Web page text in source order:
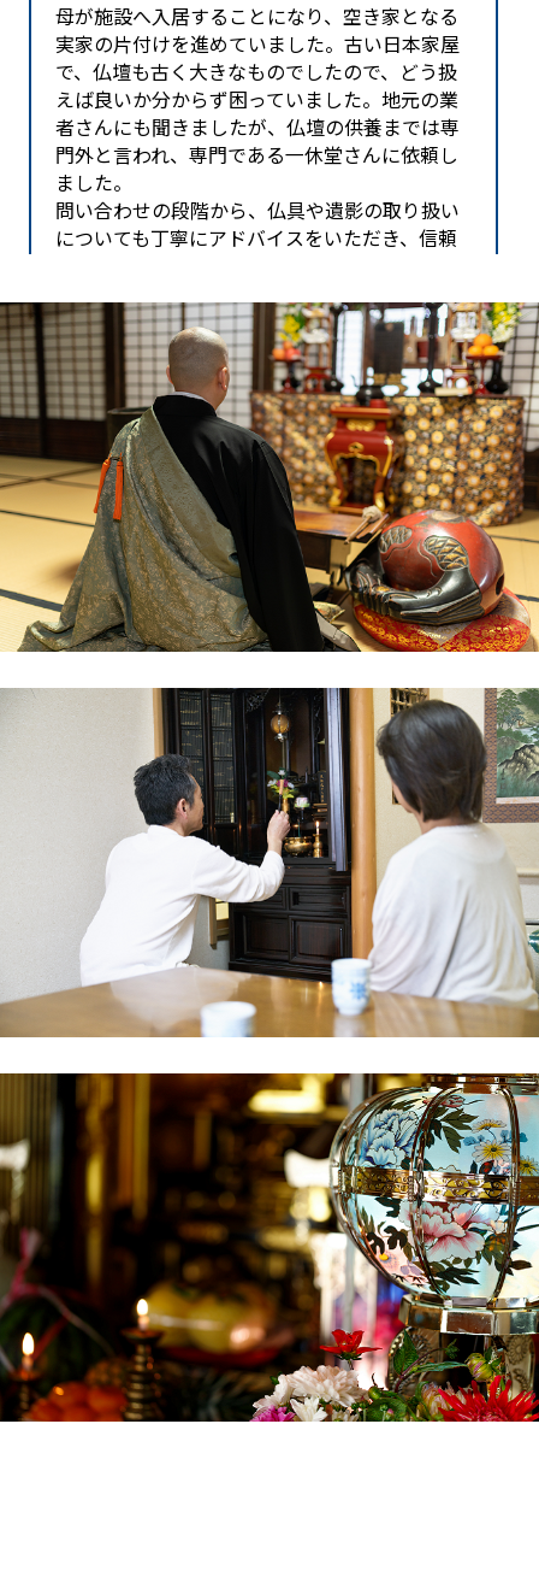
母が施設へ入居することになり、空き家となる
実家の片付けを進めていました。古い日本家屋
で、仏壇も古く大きなものでしたので、どう扱
えば良いか分からず困っていました。地元の業
者さんにも聞きましたが、仏壇の供養までは専
門外と言われ、専門である一休堂さんに依頼し
ました。
問い合わせの段階から、仏具や遺影の取り扱い
についても丁寧にアドバイスをいただき、信頼
かに手を合わせてくださったので、母も「これ
ならバチも当たらないね」と安堵していまし
た。搬出も、狭い玄関や廊下を傷つけないよう
慎重に行っていただき、プロの技を感じまし
後日、供養証明書が届き、最後までしっかり対
応していただいたことに感謝しています。花巻
市周辺で、安心して仏壇を任せられる業者をお
探しの方には、一休堂さんが一番だと思いま
す。
岩手県北上市在住 千田 様
実家の建て替えに伴い、古くなった仏壇を処分
し、新しい家に合うモダンな仏壇に買い替える
ことになりました。長年、家族の中心にあった
仏壇ですので、最後は感謝の気持ちを込めて送
り出したいと思い、供養に力を入れている一休
堂さんに相談しました。ホームページの「お客
様の声」を読み、ここなら信頼できそうだと感
じたのも理由の一つです。
事前相談では、料金体系が非常に明確で、追加
費用の心配がない点が良かったです。当日は、
スタッフの方が仏壇に対して深く敬意を払い、
解体・搬出も手際が良く、見ていて安心感があ
りました。
作業後の清掃まで丁寧にしていただき、サービ
ス質の高さに驚きました。北上市で仏壇の供
養・処分を検討されている方は、一休堂さんに
相談すれば間違いないと思います。